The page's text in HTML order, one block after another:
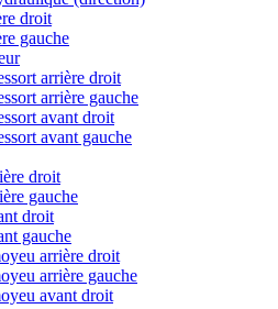
droit
gauche
arrière droit
arrière gauche
avant droit
avant gauche
droit
gauche
droit
gauche
arrière droit
arrière gauche
avant droit